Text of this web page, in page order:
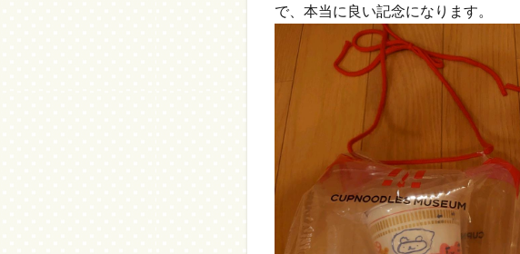
で、本当に良い記念になります。